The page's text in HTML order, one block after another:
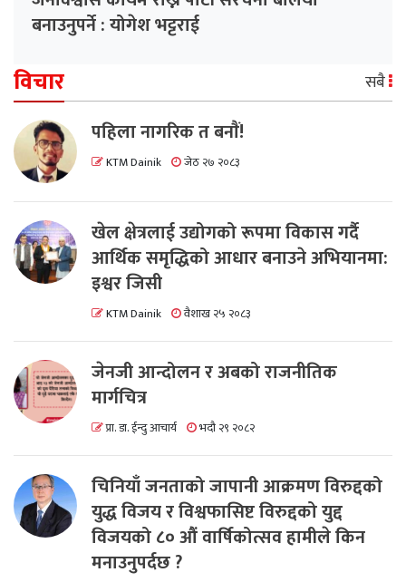
बनाउनुपर्ने : योगेश भट्टराई
विचार सबै
पहिला नागरिक त बनाैं!
KTM Dainik जेठ २७ २०८३
खेल क्षेत्रलाई उद्योगको रूपमा विकास गर्दै
आर्थिक समृद्धिको आधार बनाउने अभियानमा:
इश्वर जिसी
KTM Dainik वैशाख २५ २०८३
जेनजी आन्दोलन र अबको राजनीतिक
मार्गचित्र
प्रा. डा. ईन्दु आचार्य भदौ २९ २०८२
चिनियाँ जनताको जापानी आक्रमण विरुद्दको
युद्ध विजय र विश्वफासिष्ट विरुद्दको युद्द
विजयको ८० औं वार्षिकोत्सव हामीले किन
मनाउनुपर्दछ ?